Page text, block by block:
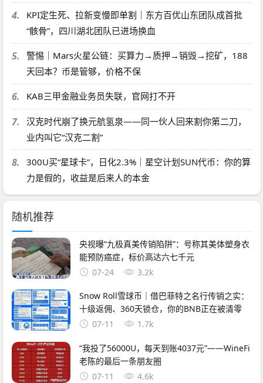
4.
KPI定生死、拉新变慢即单割｜东方百优山东团队成首批
“骸骨”，四川湖北团队已进场换血
5.
警惕｜Mars火星公链：买算力→质押→销毁→挖矿，188
天回本？币是管够，价格不保
6. KAB三甲金融业务员失联，官网打不开
7.
汉克时代崩了换元航氢泉——同一伙人回来割你第二刀，
业内叫它“汉克二割”
8.
300U买“星球卡”，日化2.3%｜星空计划SUN代币：你的算
力是假的，收益是后来人的本金
随机推荐
央视曝“九极真美传销陷阱”：号称其美体塑身衣
能预防癌症，标价高达六七千元
07-24
3.2k
Snow Roll雪球币｜借巴菲特之名行传销之实：
十级返佣、360天锁仓，你的BNB正在被清零
07-11
1.7k
“我投了56000U，每天到账4037元”——WineFi
老陈的最后一条朋友圈
07-11
4.6k